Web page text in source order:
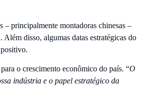
– principalmente montadoras chinesas –
disso, algumas datas estratégicas do
o crescimento econômico do país. “O
indústria e o papel estratégico da